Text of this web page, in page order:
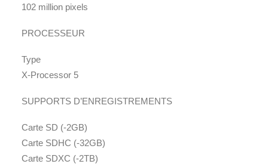
102 million pixels
PROCESSEUR
Type
X-Processor 5
SUPPORTS D’ENREGISTREMENTS
Carte SD (-2GB)
Carte SDHC (-32GB)
Carte SDXC (-2TB)